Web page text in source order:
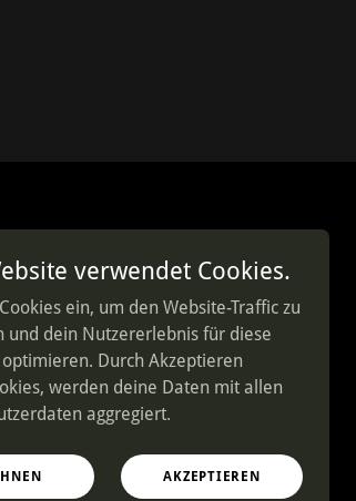
Powered by
verwendet Cookies.
ein, um den Website-Traffic zu
und dein Nutzererlebnis für diese
Durch Akzeptieren
werden deine Daten mit allen
aggregiert.
AKZEPTIEREN